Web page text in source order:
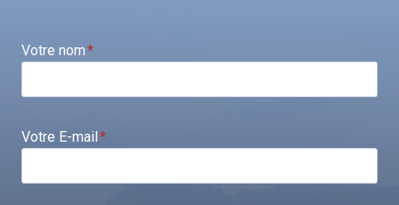
Votre nom*
Votre E-mail*